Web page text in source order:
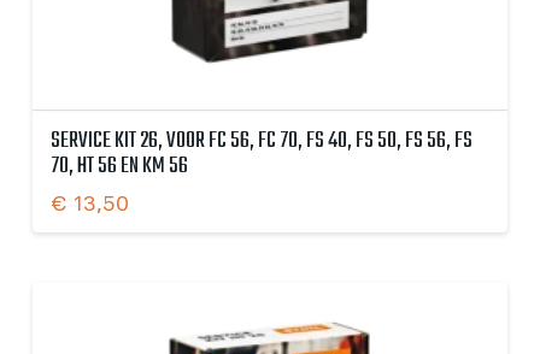
SERVICE KIT 26, VOOR FC 56, FC 70, FS 40, FS 50, FS 56, FS
70, HT 56 EN KM 56
€ 13,50